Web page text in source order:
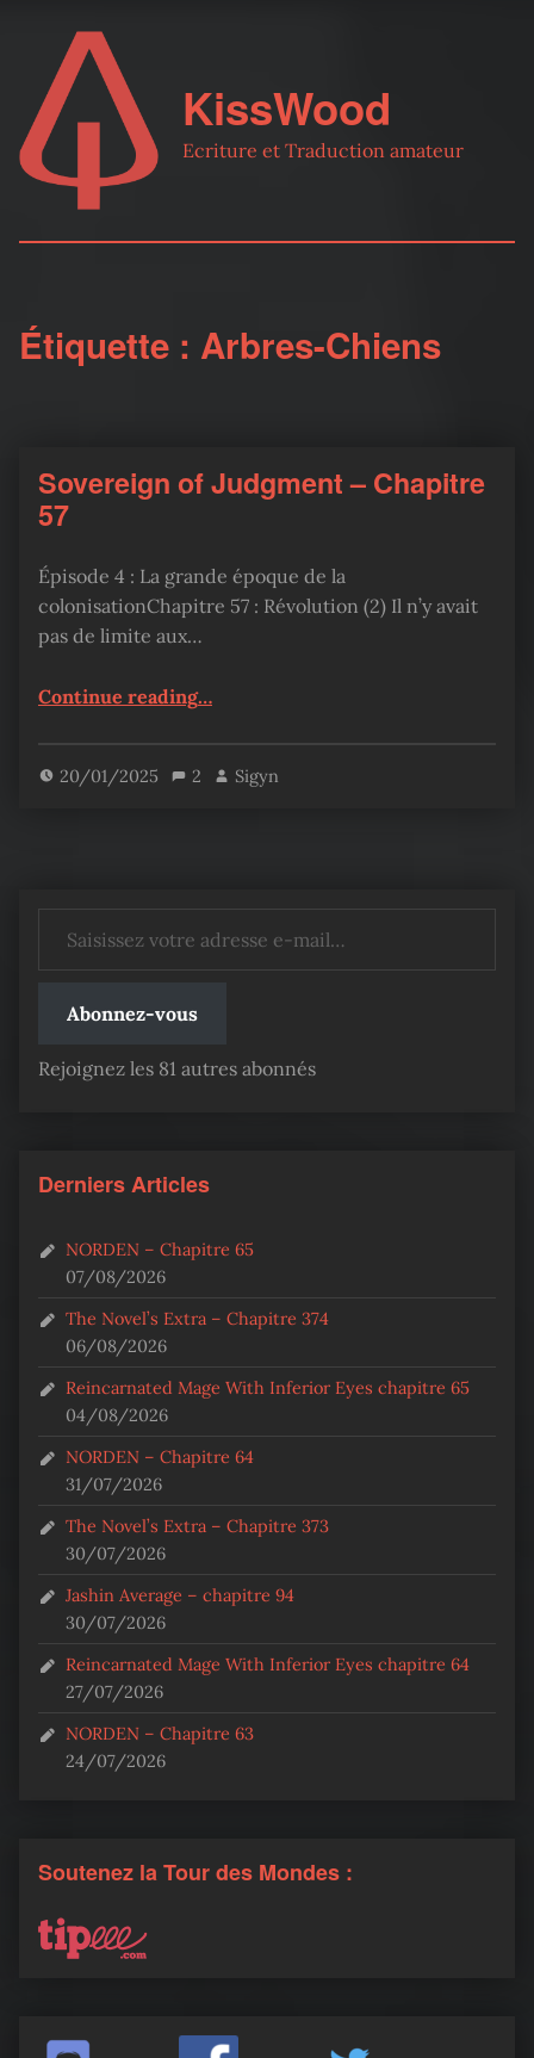
KissWood
Ecriture et Traduction amateur
Étiquette : Arbres-Chiens
Sovereign of Judgment – Chapitre
57
Épisode 4 : La grande époque de la
colonisationChapitre 57 : Révolution (2) Il n’y avait
pas de limite aux…
Continue reading“Sovereign of Judgment – Chapitre 57”
…
20/01/2025 2 Sigyn
Abonnez-vous
Rejoignez les 81 autres abonnés
Derniers Articles
NORDEN – Chapitre 65
07/08/2026
The Novel’s Extra – Chapitre 374
06/08/2026
Reincarnated Mage With Inferior Eyes chapitre 65
04/08/2026
NORDEN – Chapitre 64
31/07/2026
The Novel’s Extra – Chapitre 373
30/07/2026
Jashin Average – chapitre 94
30/07/2026
Reincarnated Mage With Inferior Eyes chapitre 64
27/07/2026
NORDEN – Chapitre 63
24/07/2026
Soutenez la Tour des Mondes :